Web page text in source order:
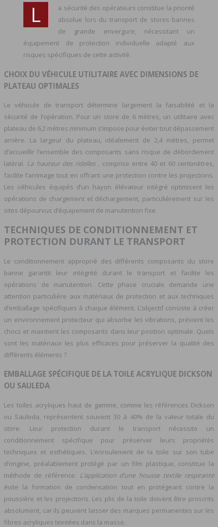
L
a sécurité des opérateurs constitue la priorité
absolue lors du transport de stores bannes
de grande envergure, nécessitant un
équipement de protection individuelle adapté aux
risques spécifiques de cette activité.
CHOIX DU VÉHICULE UTILITAIRE AVEC DIMENSIONS DE
PLATEAU OPTIMALES
Le véhicule de transport détermine largement la faisabilité et la
sécurité de l’opération. Pour un store de 6 mètres, un utilitaire avec
plateau de 6,2 mètres minimum s’impose pour éviter tout dépassement
arrière. La largeur du plateau, idéalement de 2,4 mètres, permet
d’accueillir l’ensemble des composants sans risque de débordement
latéral. La hauteur des ridelles , comprise entre 40 et 60 centimètres,
facilite l’arrimage tout en offrant une protection contre les projections.
Les véhicules équipés d’un hayon élévateur intégré optimisent les
opérations de chargement et déchargement, particulièrement sur les
sites dépourvus d’équipement de manutention fixe.
TECHNIQUES DE CONDITIONNEMENT ET
PROTECTION DURANT LE TRANSPORT
Le conditionnement approprié des différents composants du store
banne garantit leur intégrité durant le transport et facilite les
opérations de manutention. Cette phase cruciale demande une
attention particulière aux matériaux de protection et aux techniques
d’emballage spécifiques à chaque élément. L’objectif consiste à créer
un environnement protecteur qui absorbe les vibrations, prévient les
chocs et maintient les composants dans leur position optimale. Quels
sont les matériaux les plus efficaces pour préserver la qualité des
différents éléments ?
EMBALLAGE SPÉCIFIQUE DE LA TOILE ACRYLIQUE DICKSON
OU SAULEDA
Les toiles acryliques haut de gamme, comme les références Dickson
ou Sauleda, représentent souvent 30 à 40% de la valeur totale du
store. Leur protection durant le transport nécessite un
conditionnement spécifique pour préserver leurs propriétés
techniques et esthétiques. L’enroulement de la toile sur son tube
d’origine, préalablement protégé par un film plastique, constitue la
méthode de référence. L’application d’une housse textile respirante
évite la formation de condensation tout en protégeant contre la
poussière et les projections. Les plis de la toile doivent être proscrits
absolument, car ils peuvent laisser des marques permanentes sur les
fibres acryliques teintées dans la masse.